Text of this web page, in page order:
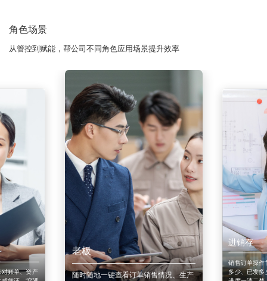
角色场景
从管控到赋能，帮公司不同角色应用场景提升效率
账单、资产
老板
随时随地一键查看订单销售情况、生产
进销存
销售订单操作
多少、已发多